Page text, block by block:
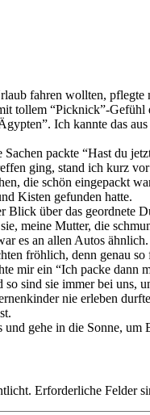
fahren wollten,
tollem “Picknick”-
Ich kannte das
packte “Hast du
ging, stand ich kurz
die schön eingepackt
Kisten gefunden hatte.
Blick über das geordnete
meine Mutter, die
es an allen Autos
fröhlich, denn genau so
mir ein “Ich packe dann
sind sie immer bei uns,
nie erleben
und gehe in die Sonne,
Erforderliche Felder